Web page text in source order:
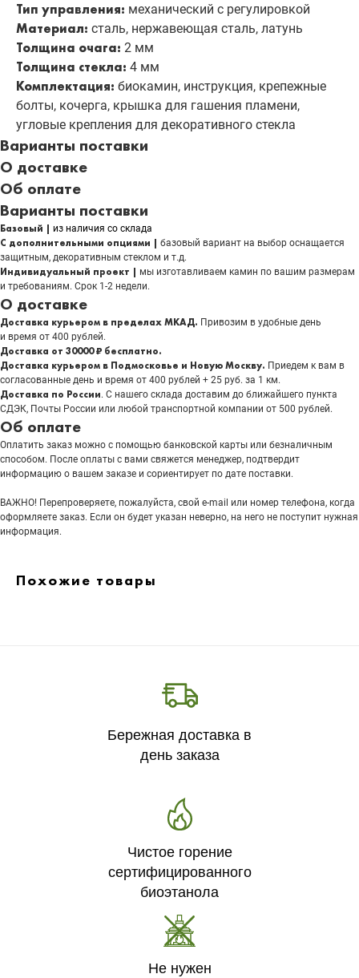
Тип управления: механический с регулировкой
Материал: сталь, нержавеющая сталь, латунь
Толщина очага: 2 мм
Толщина стекла: 4 мм
Комплектация: биокамин, инструкция, крепежные
болты, кочерга, крышка для гашения пламени,
угловые крепления для декоративного стекла
Варианты поставки
О доставке
Об оплате
Варианты поставки
Базовый | из наличия со склада
С дополнительными опциями | базовый вариант на выбор оснащается
защитным, декоративным стеклом и т.д.
Индивидуальный проект | мы изготавливаем камин по вашим размерам
и требованиям. Срок 1-2 недели.
О доставке
Доставка курьером в пределах МКАД. Привозим в удобные день
и время от 400 рублей.
Доставка от 30000 ₽ бесплатно.
Доставка курьером в Подмосковье и Новую Москву. Приедем к вам в
согласованные день и время от 400 рублей + 25 руб. за 1 км.
Доставка по России. С нашего склада доставим до ближайшего пункта
СДЭК, Почты России или любой транспортной компании от 500 рублей.
Об оплате
Оплатить заказ можно с помощью банковской карты или безналичным
способом. После оплаты с вами свяжется менеджер, подтвердит
информацию о вашем заказе и сориентирует по дате поставки.
ВАЖНО! Перепроверяете, пожалуйста, свой e-mail или номер телефона, когда
оформляете заказ. Если он будет указан неверно, на него не поступит нужная
информация.
Похожие товары
Бережная доставка в
день заказа
Чистое горение
сертифицированного
биоэтанола
Не нужен